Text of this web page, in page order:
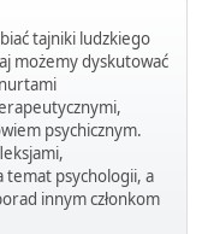
tajniki ludzkiego
możemy dyskutować
psychicznym.
temat psychologii, a
innym członkom